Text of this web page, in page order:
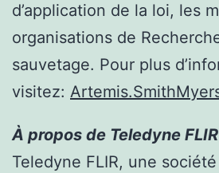
d’application de la loi, les
organisations de
sauvetage. Pour plus
visitez:
À propos de Teledyne FLIR
Teledyne FLIR, une